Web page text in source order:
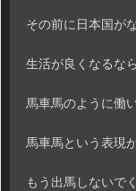
その前に日本国が
生活が良くなるな
馬車馬のように働
馬車馬という表現
もう出馬しないで